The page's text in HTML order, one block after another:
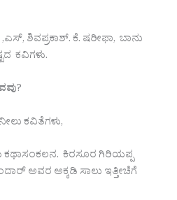
ಶಿವಪ್ರಕಾಶ್.‌ ಕೆ. ಷರೀಫಾ, ಬಾನು
ಕವಿಗಳು.‌
?
ಕವಿತೆಗಳು,
ಕಿರಸೂರ ಗಿರಿಯಪ್ಪ
ಅವರ ಅಕ್ಕಡಿ ಸಾಲು ಇತ್ತೀಚೆಗೆ